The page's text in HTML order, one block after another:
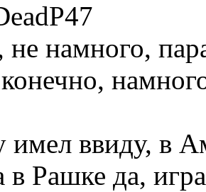
не намного,
имел ввиду, в
в Рашке да,